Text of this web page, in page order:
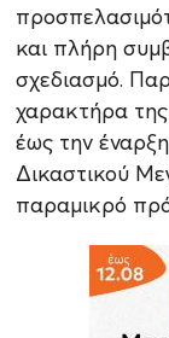
και πλήρη
σχεδιασμό.
χαρακτήρα
έως την
Δικαστικού
παραμικρό